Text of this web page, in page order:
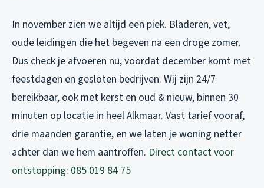
In november zien we altijd een piek. Bladeren, vet,
oude leidingen die het begeven na een droge zomer.
Dus check je afvoeren nu, voordat december komt met
feestdagen en gesloten bedrijven. Wij zijn 24/7
bereikbaar, ook met kerst en oud & nieuw, binnen 30
minuten op locatie in heel Alkmaar. Vast tarief vooraf,
drie maanden garantie, en we laten je woning netter
achter dan we hem aantroffen. Direct contact voor
ontstopping: 085 019 84 75